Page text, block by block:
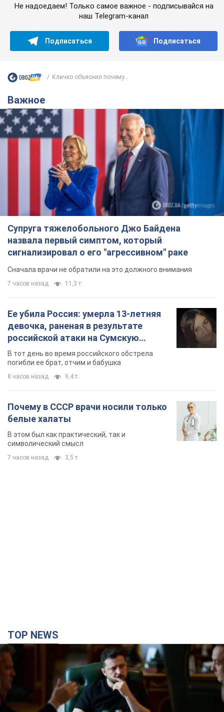
Не надоедаем! Только самое важное - подписывайся на
наш Telegram-канал
Подписаться Подписаться
Кличко объяснил почему...
Важное
Супруга тяжелобольного Джо Байдена
назвала первый симптом, который
сигнализировал о его "агрессивном" раке
Сначала врачи не обратили на это должного внимания
7 часов назад 11,3 т.
Ее убила Россия: умерла 13-летняя
девочка, раненая в результате
российской атаки на Сумскую
область. Фото
В тот день во время российского обстрела
погибли ее брат, отчим и бабушка
8 часов назад 9,4 т.
Почему в СССР врачи носили только
белые халаты
В этом был как практический, так и
символический смысл
7 часов назад 3,5 т.
TOP NEWS